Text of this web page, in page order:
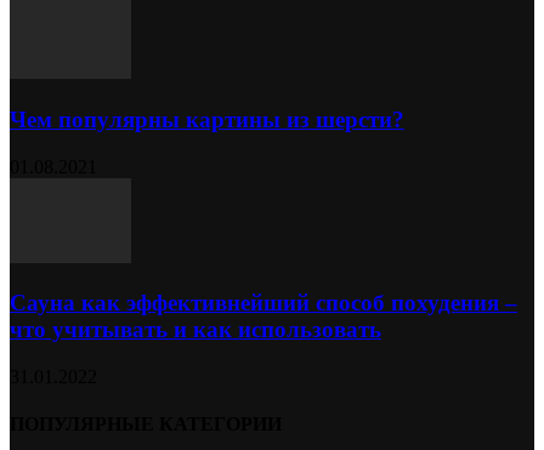
Чем популярны картины из шерсти?
Сауна как эффективнейший способ похудения –
что учитывать и как использовать